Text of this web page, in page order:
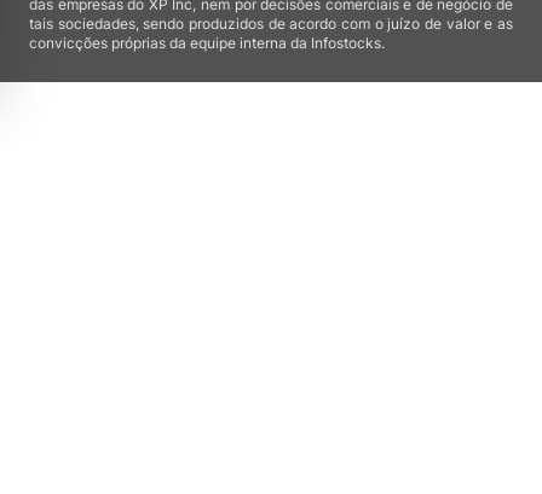
das empresas do XP Inc, nem por decisões comerciais e de negócio de
tais sociedades, sendo produzidos de acordo com o juízo de valor e as
convicções próprias da equipe interna da Infostocks.